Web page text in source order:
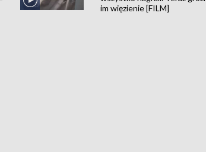
im więzienie [FILM]